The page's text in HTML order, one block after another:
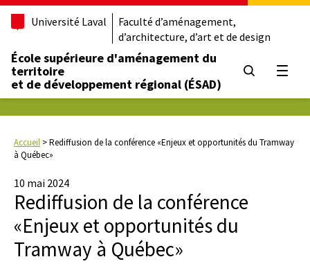
Université Laval
Faculté d’aménagement,
d’architecture, d’art et de design
École supérieure d'aménagement du
territoire
et de développement régional (ÉSAD)
Accueil >Rediffusion de la conférence «Enjeux et opportunités du Tramway
à Québec»
10 mai 2024
Rediffusion de la conférence
«Enjeux et opportunités du
Tramway à Québec»